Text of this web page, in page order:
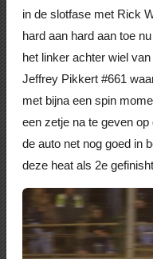
in de slotfase met Rick
hard aan hard aan toe
het linker achter wiel
Jeffrey Pikkert #661
met bijna een spin
een zetje na te geven
de auto net nog goed in
deze heat als 2e